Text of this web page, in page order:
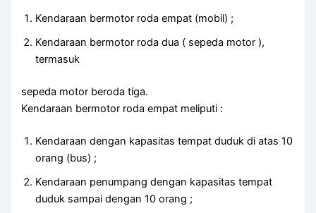
Kendaraan bermotor roda empat (mobil) ;
Kendaraan bermotor roda dua ( sepeda motor ),
termasuk
sepeda motor beroda tiga.
Kendaraan bermotor roda empat meliputi :
Kendaraan dengan kapasitas tempat duduk di atas 10
orang (bus) ;
Kendaraan penumpang dengan kapasitas tempat
duduk sampai dengan 10 orang ;